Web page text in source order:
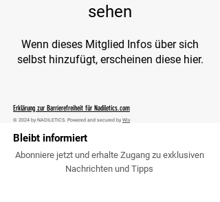
sehen
Wenn dieses Mitglied Infos über sich
selbst hinzufügt, erscheinen diese hier.
Erklärung zur Barrierefreiheit für Nadiletics.com
© 2024 by NADILETICS. Powered and secured by Wix
Bleibt informiert
Abonniere jetzt und erhalte Zugang zu exklusiven
Nachrichten und Tipps